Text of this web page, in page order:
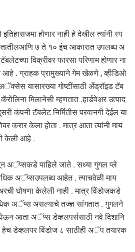
होणार नाही हे देखील त्यांनी स्प
७ ते १० इंच आकारात उपलब्ध अ
विक्रीवर फारसा परिणाम होणार ना
आहे . ग्राहक प्रामुख्याने गेम खेळणे , व्हीडिओ
यासारख्या गोष्टींसाठी अँड्रॉइड टॅब
मिलानेसी म्हणतात .हार्डवेअर उत्पाद
कंपनी टॅबलेट निर्मितीस परवानगी देईल या
करार केला होता . मात्र आता त्यांनी माय
केली आहे .
अॅप्सकडे पाहिले जाते . सध्या गुगल प्ले
अॅप्सउपलब्ध आहेत . त्याचवेळी माय
घोषणा केलेली नाही . मात्र विंडोजकडे
अॅप्स असल्याचे तज्ज्ञ सांगतात . गुगलने
घेऊन आता अॅप्स डेव्हलपर्ससाठी नवे दिशानि
डेव्हलपर विंडोज ८ साठीही अॅप तयारक